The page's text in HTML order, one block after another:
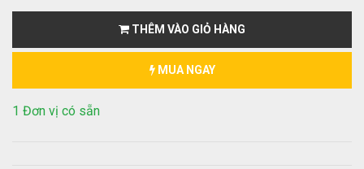
THÊM VÀO GIỎ HÀNG
MUA NGAY
1 Đơn vị có sẵn